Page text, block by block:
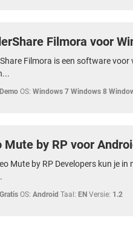
Filmora voor
Filmora is een software voor
Demo OS: Windows 7 Windows 8
Mute by RP voor
Mute by RP Developers kun je in
Gratis OS: Android Taal: EN Versie: 1.2